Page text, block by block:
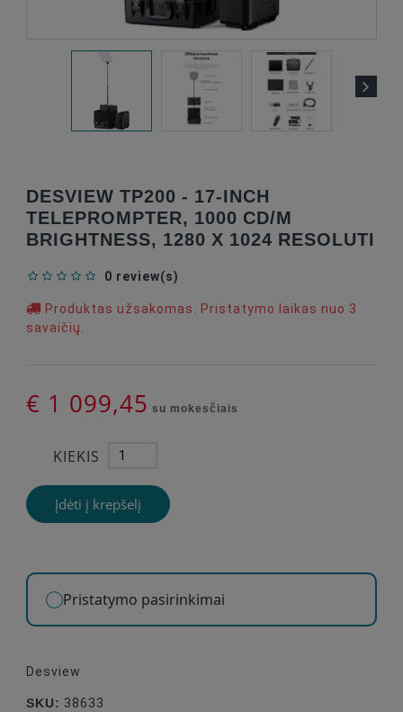
DESVIEW TP200 - 17-INCH
TELEPROMPTER, 1000 CD/M
BRIGHTNESS, 1280 X 1024 RESOLUTI
0 review(s)
Produktas užsakomas. Pristatymo laikas nuo 3
savaičių.
€ 1 099,45 su mokesčiais
KIEKIS
Įdėti į krepšelį
Pristatymo pasirinkimai
Desview
SKU: 38633